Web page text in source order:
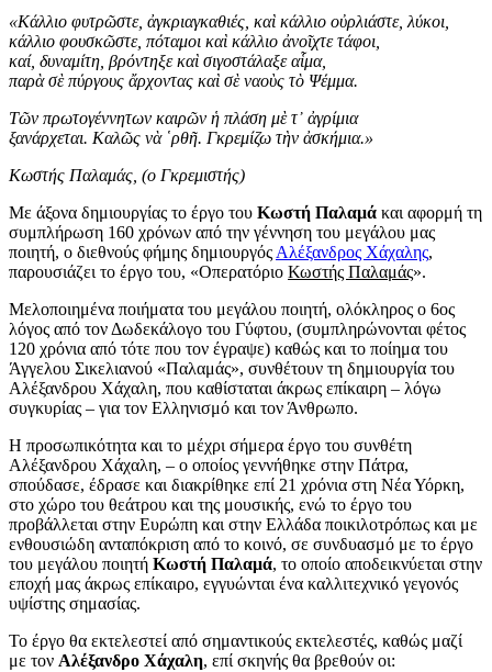
«Κάλλιο φυτρῶστε, ἀγκριαγκαθιές, καὶ κάλλιο οὐρλιάστε, λύκοι,
κάλλιο φουσκῶστε, πόταμοι καὶ κάλλιο ἀνοῖχτε τάφοι,
καί, δυναμίτη, βρόντηξε καὶ σιγοστάλαξε αἷμα,
παρὰ σὲ πύργους ἄρχοντας καὶ σὲ ναοὺς τὸ Ψέμμα.
Τῶν πρωτογέννητων καιρῶν ἡ πλάση μὲ τ᾿ ἀγρίμια
ξανάρχεται. Καλῶς νὰ ῾ρθῆ. Γκρεμίζω τὴν ἀσκήμια.»
Κωστής Παλαμάς, (ο Γκρεμιστής)
Με άξονα δημιουργίας το έργο του Κωστή Παλαμά και αφορμή τη
συμπλήρωση 160 χρόνων από την γέννηση του μεγάλου μας
ποιητή, ο διεθνούς φήμης δημιουργός Αλέξανδρος Χάχαλης,
παρουσιάζει το έργο του, «Οπερατόριο Κωστής Παλαμάς».
Μελοποιημένα ποιήματα του μεγάλου ποιητή, ολόκληρος ο 6ος
λόγος από τον Δωδεκάλογο του Γύφτου, (συμπληρώνονται φέτος
120 χρόνια από τότε που τον έγραψε) καθώς και το ποίημα του
Άγγελου Σικελιανού «Παλαμάς», συνθέτουν τη δημιουργία του
Αλέξανδρου Χάχαλη, που καθίσταται άκρως επίκαιρη – λόγω
συγκυρίας – για τον Ελληνισμό και τον Άνθρωπο.
Η προσωπικότητα και το μέχρι σήμερα έργο του συνθέτη
Αλέξανδρου Χάχαλη, – ο οποίος γεννήθηκε στην Πάτρα,
σπούδασε, έδρασε και διακρίθηκε επί 21 χρόνια στη Νέα Υόρκη,
στο χώρο του θεάτρου και της μουσικής, ενώ το έργο του
προβάλλεται στην Ευρώπη και στην Ελλάδα ποικιλοτρόπως και με
ενθουσιώδη ανταπόκριση από το κοινό, σε συνδυασμό με το έργο
του μεγάλου ποιητή Κωστή Παλαμά, το οποίο αποδεικνύεται στην
εποχή μας άκρως επίκαιρο, εγγυώνται ένα καλλιτεχνικό γεγονός
υψίστης σημασίας.
Το έργο θα εκτελεστεί από σημαντικούς εκτελεστές, καθώς μαζί
με τον Αλέξανδρο Χάχαλη, επί σκηνής θα βρεθούν οι: